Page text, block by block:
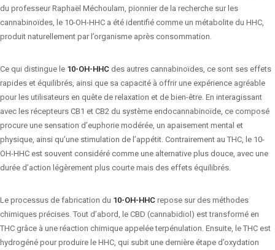
du professeur Raphaël Méchoulam, pionnier de la recherche sur les
cannabinoïdes, le 10-OH-HHC a été identifié comme un métabolite du HHC,
produit naturellement par l’organisme après consommation.
Ce qui distingue le 10-OH-HHC des autres cannabinoïdes, ce sont ses effets
rapides et équilibrés, ainsi que sa capacité à offrir une expérience agréable
pour les utilisateurs en quête de relaxation et de bien-être. En interagissant
avec les récepteurs CB1 et CB2 du système endocannabinoïde, ce composé
procure une sensation d’euphorie modérée, un apaisement mental et
physique, ainsi qu’une stimulation de l’appétit. Contrairement au THC, le 10-
OH-HHC est souvent considéré comme une alternative plus douce, avec une
durée d’action légèrement plus courte mais des effets équilibrés.
Le processus de fabrication du 10-OH-HHC repose sur des méthodes
chimiques précises. Tout d’abord, le CBD (cannabidiol) est transformé en
THC grâce à une réaction chimique appelée terpénulation. Ensuite, le THC est
hydrogéné pour produire le HHC, qui subit une dernière étape d’oxydation